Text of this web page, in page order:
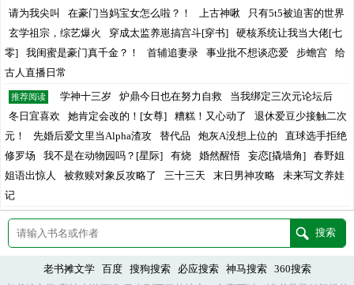
请为我尖叫
在豪门当妈宝女怎么啦？！ 上古神啾
只有5t5被迫害的世界
玄学祖宗，综艺爆火
穿成太监养崽搞宫斗[穿书]
硬核系统让我当大佬[七
零]
我闺蜜是豪门真千金？！ 首辅追妻录 事业批不想谈恋爱 步蟾宫
给
古人直播日常
推荐阅读 学神十三岁 炉鼎今日也在努力自救
当我绑定三次元论坛后
冬日宜喜欢
她肯定会改的！[女尊] 糟糕！又心动了
退休爱豆少接触二次
元！
先婚后爱文里当Alpha渣攻 替代品 炮灰A没想上位的
直球选手拒绝
修罗场
我不是在动物园吗？[星际] 有烧 婚然醒悟 妄恋[撬墙角]
春野姐
姐语出惊人
被救赎对象反攻略了 三十三天 末日男神攻略
未来写文养娃
记
老书摊文学 百度 搜狗搜索 必应搜索 神马搜索
360搜索